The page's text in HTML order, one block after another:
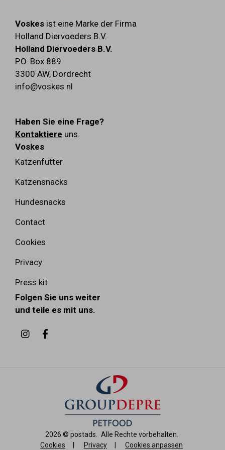
Voskes ist eine Marke der Firma
Holland Diervoeders B.V.
Holland Diervoeders B.V.
P.O. Box 889
3300 AW, Dordrecht
info@voskes.nl
Haben Sie eine Frage?
Kontaktiere uns.
Voskes
Katzenfutter
Katzensnacks
Hundesnacks
Contact
Cookies
Privacy
Press kit
Folgen Sie uns weiter
und teile es mit uns.
2026 © postads
Alle Rechte vorbehalten.
Cookies
Privacy Cookies anpassen